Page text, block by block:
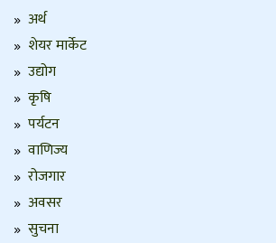
अर्थ
शेयर मार्केट
उद्योग
कृषि
पर्यटन
वाणिज्य
रोजगार
अवसर
सुचना